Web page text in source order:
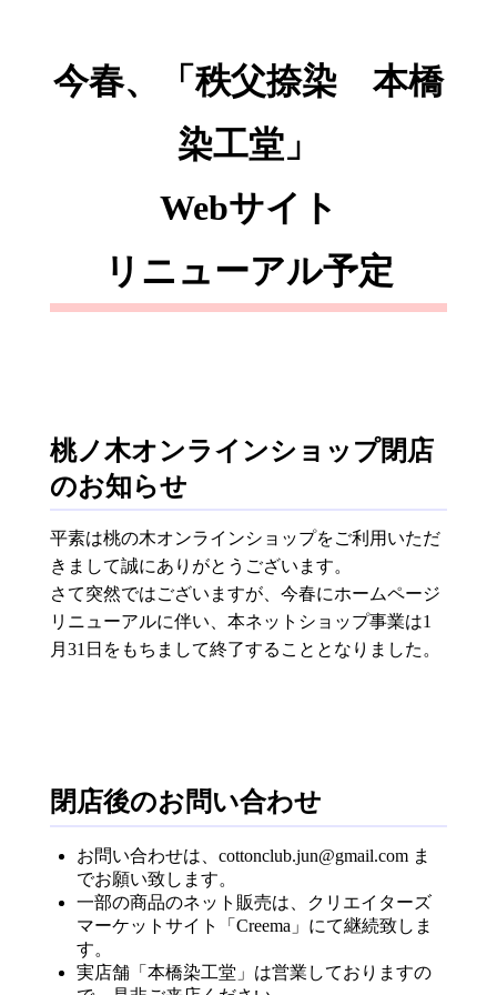
今春、「秩父捺染 本橋
染工堂」
Webサイト
リニューアル予定
桃ノ木オンラインショップ閉店
のお知らせ
平素は桃の木オンラインショップをご利用いただ
きまして誠にありがとうございます。
さて突然ではございますが、今春にホームページ
リニューアルに伴い、本ネットショップ事業は1
月31日をもちまして終了することとなりました。
閉店後のお問い合わせ
お問い合わせは、cottonclub.jun@gmail.com ま
でお願い致します。
一部の商品のネット販売は、クリエイターズ
マーケットサイト「Creema」にて継続致しま
す。
実店舗「本橋染工堂」は営業しておりますの